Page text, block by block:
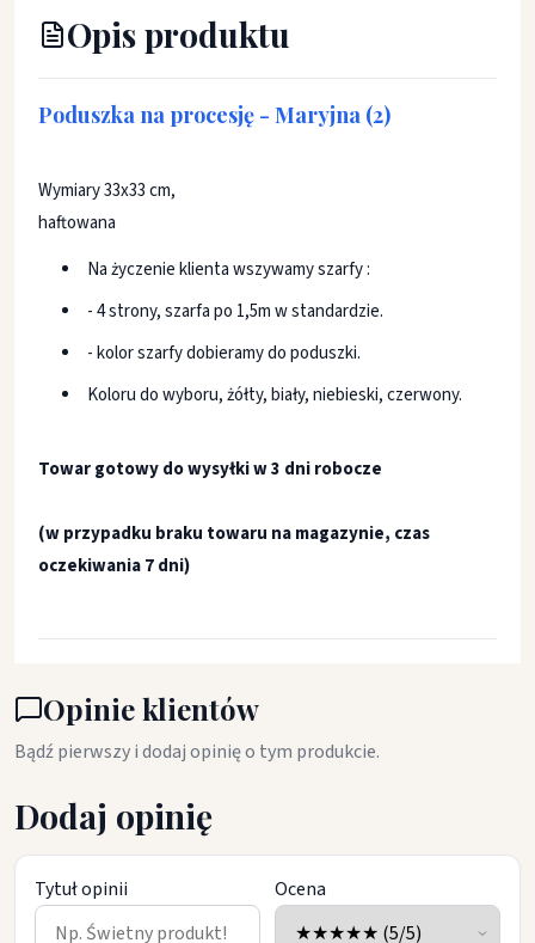
Opis produktu
Poduszka na procesję - Maryjna (2)
Wymiary 33x33 cm,
haftowana
Na życzenie klienta wszywamy szarfy :
- 4 strony, szarfa po 1,5m w standardzie.
- kolor szarfy dobieramy do poduszki.
Koloru do wyboru, żółty, biały, niebieski, czerwony.
Towar gotowy do wysyłki w 3 dni robocze
(w przypadku braku towaru na magazynie, czas
oczekiwania 7 dni)
Opinie klientów
Bądź pierwszy i dodaj opinię o tym produkcie.
Dodaj opinię
Tytuł opinii Ocena